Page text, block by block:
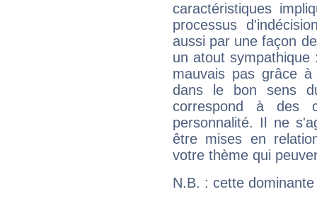
caractéristiques
processus
aussi par une façon
un atout
mauvais pas grâce
dans le bon sens
correspond à des
personnalité. Il ne
être mises en
votre thème qui
N.B. : cette